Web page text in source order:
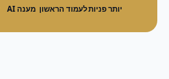
יותר פניותלעמוד הראשון מענה AI